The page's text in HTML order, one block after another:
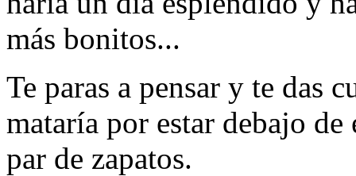
más bonitos...
Te paras a pensar y te das
mataría por estar debajo
par de zapatos.